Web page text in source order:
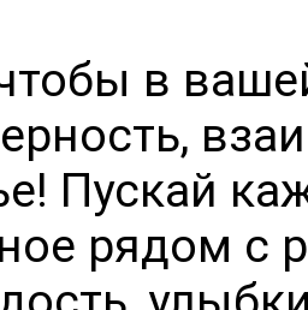
в
Пускай
рядом с